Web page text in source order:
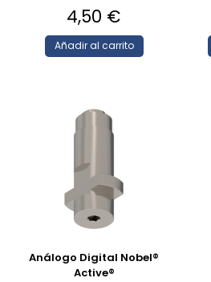
4,50 €
Añadir al carrito
Análogo Digital Nobel®
Active®